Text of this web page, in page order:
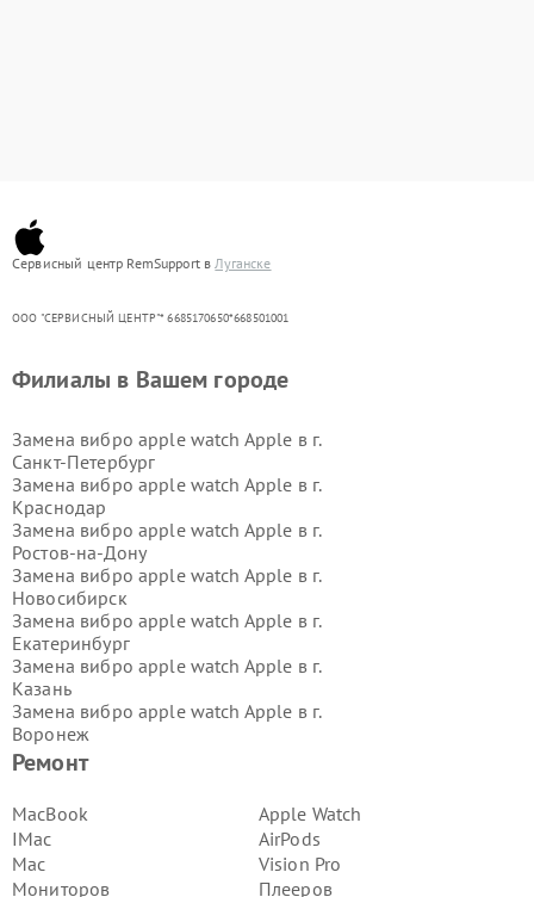
Сервисный центр RemSupport вЛуганске
ООО "СЕРВИСНЫЙ ЦЕНТР"* 6685170650*668501001
Ремонт
MacBook
IMac
Mac
Мониторов
Apple Watch
AirPods
Vision Pro
Плееров
Филиалы в Вашем городе
Замена вибро apple watch Apple в г.
Санкт-Петербург
Замена вибро apple watch Apple в г.
Краснодар
Замена вибро apple watch Apple в г.
Ростов-на-Дону
Замена вибро apple watch Apple в г.
Новосибирск
Замена вибро apple watch Apple в г.
Екатеринбург
Замена вибро apple watch Apple в г.
Казань
Замена вибро apple watch Apple в г.
Воронеж
Замена вибро apple watch Apple в г.
Замена вибро apple watch Apple в г.
Самара
Замена вибро apple watch Apple в г.
Пермь
Замена вибро apple watch Apple в г.